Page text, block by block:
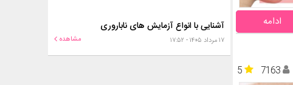
ادامه
5
7163
آشنایی با انواع آزمایش های ناباروری
۱۷ مرداد ۱۴۰۵ - ۱۷:۵۲ مشاهده